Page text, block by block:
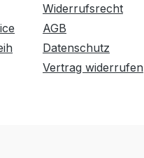
Widerrufsrecht
AGB
Datenschutz
Vertrag widerrufen